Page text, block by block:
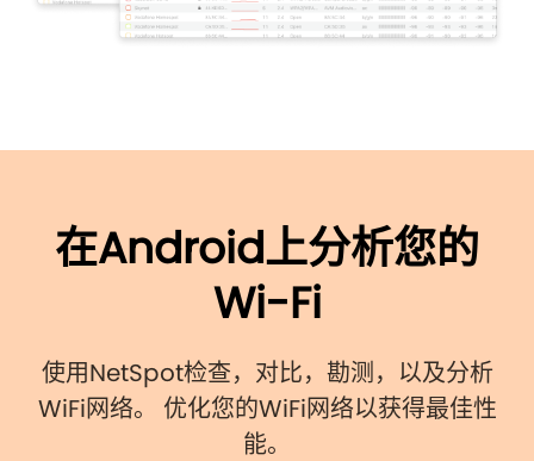
在Android上分析您的
Wi-Fi
使用NetSpot检查，对比，勘测，以及分析
WiFi网络。 优化您的WiFi网络以获得最佳性
能。